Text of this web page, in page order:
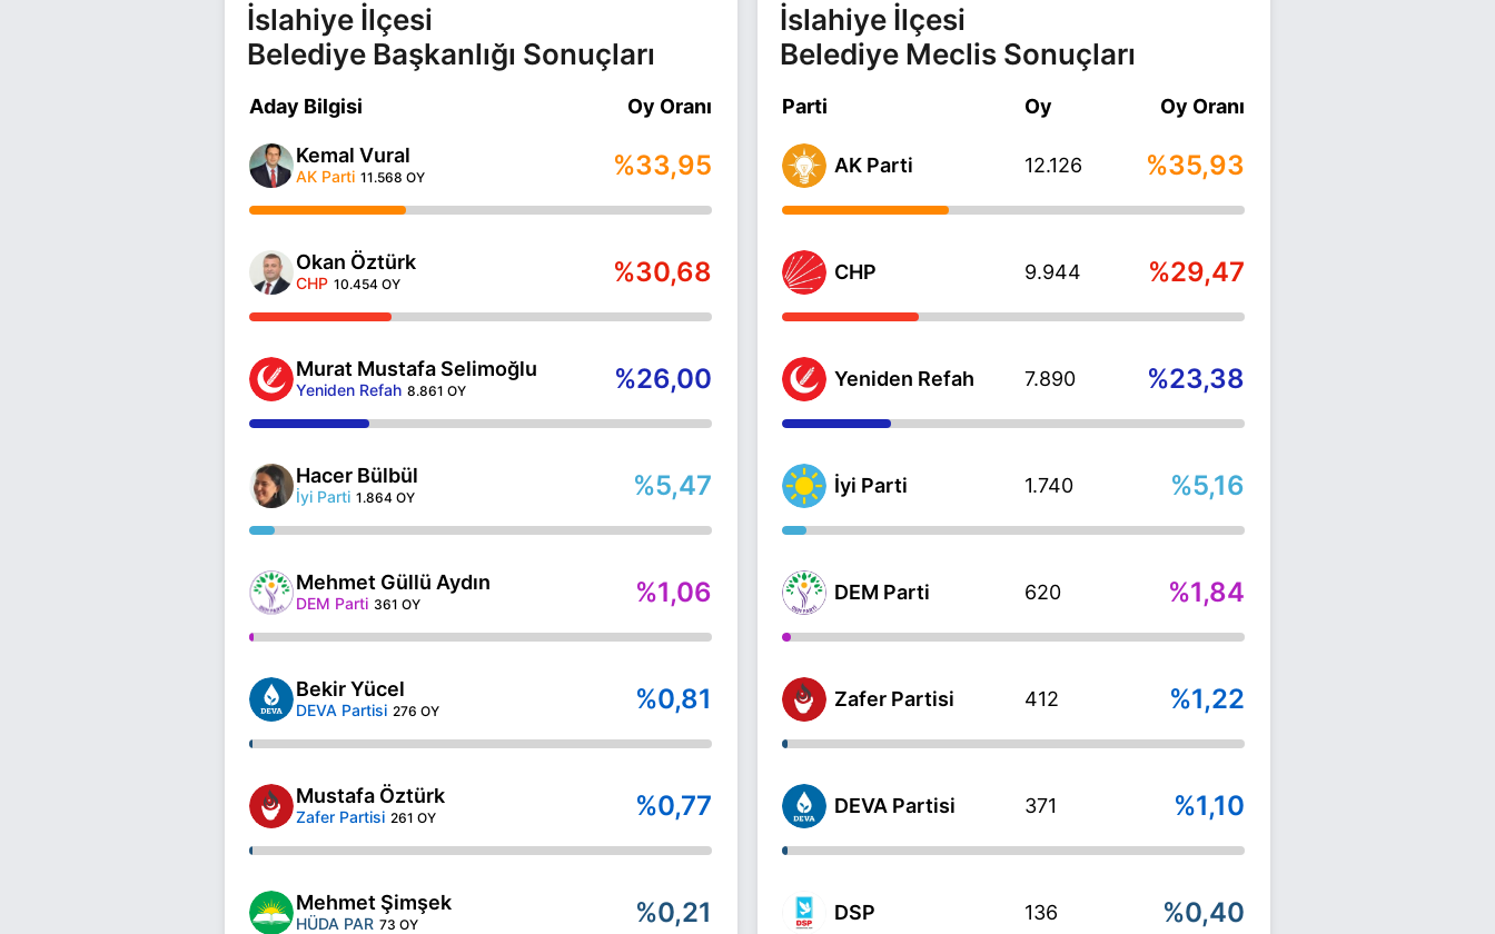
İslahiye İlçesi
Belediye Başkanlığı Sonuçları
Aday Bilgisi Oy Oranı
Kemal Vural
AK Parti 11.568 OY %33,95
Okan Öztürk
CHP 10.454 OY %30,68
Murat Mustafa Selimoğlu
Yeniden Refah 8.861 OY %26,00
Hacer Bülbül
İyi Parti 1.864 OY %5,47
Mehmet Güllü Aydın
DEM Parti 361 OY %1,06
Bekir Yücel
DEVA Partisi 276 OY %0,81
Mustafa Öztürk
Zafer Partisi 261 OY %0,77
Mehmet Şimşek
HÜDA PAR 73 OY %0,21
İslahiye İlçesi
Belediye Meclis Sonuçları
Parti Oy Oy Oranı
AK Parti 12.126 %35,93
CHP 9.944 %29,47
Yeniden Refah 7.890 %23,38
İyi Parti 1.740 %5,16
DEM Parti 620 %1,84
Zafer Partisi 412 %1,22
DEVA Partisi 371 %1,10
DSP 136 %0,40